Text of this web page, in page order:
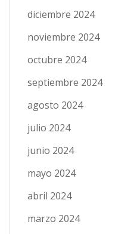
diciembre 2024
noviembre 2024
octubre 2024
septiembre 2024
agosto 2024
julio 2024
junio 2024
mayo 2024
abril 2024
marzo 2024